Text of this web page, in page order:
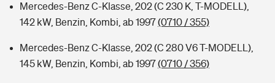
Mercedes-Benz C-Klasse, 202 (C 230 K, T-MODELL),
142 kW, Benzin, Kombi, ab 1997(0710 / 355)
Mercedes-Benz C-Klasse, 202 (C 280 V6 T-MODELL),
145 kW, Benzin, Kombi, ab 1997(0710 / 356)